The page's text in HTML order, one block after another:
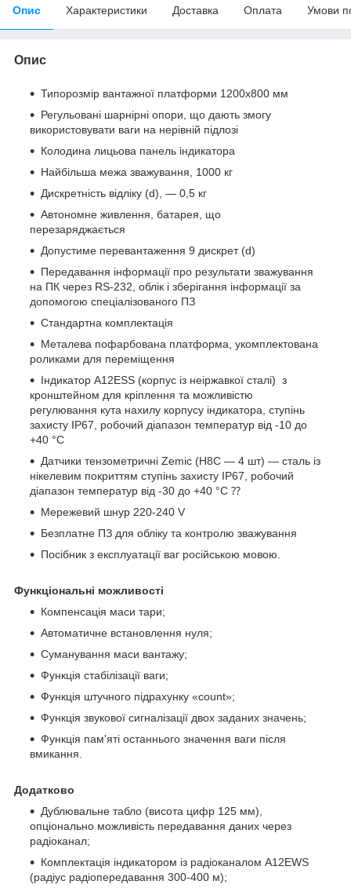
Опис Характеристики Доставка Оплата Умови
Опис
Типорозмір вантажної платформи 1200х800 мм
Регульовані шарнірні опори, що дають змогу
використовувати ваги на нерівній підлозі
Колодина лицьова панель індикатора
Найбільша межа зважування, 1000 кг
Дискретність відліку (d), — 0,5 кг
Автономне живлення, батарея, що
перезаряджається
Допустиме перевантаження 9 дискрет (d)
Передавання інформації про результати зважування
на ПК через RS-232, облік і зберігання інформації за
допомогою спеціалізованого ПЗ
Стандартна комплектація
Металева пофарбована платформа, укомплектована
роликами для переміщення
Індикатор A12ESS (корпус із неіржавкої сталі) з
кронштейном для кріплення та можливістю
регулювання кута нахилу корпусу індикатора, ступінь
захисту IP67, робочий діапазон температур від -10 до
+40 °C
Датчики тензометричні Zemic (H8С — 4 шт) — сталь із
нікелевим покриттям ступінь захисту IP67, робочий
діапазон температур від -30 до +40 °C ⁇
Мережевий шнур 220-240 V
Безплатне ПЗ для обліку та контролю зважування
Посібник з експлуатації ваг російською мовою.
Функціональні можливості
Компенсація маси тари;
Автоматичне встановлення нуля;
Суманування маси вантажу;
Функція стабілізації ваги;
Функція штучного підрахунку «count»;
Функція звукової сигналізації двох заданих значень;
Функція пам'яті останнього значення ваги після
вмикання.
Додатково
Дублювальне табло (висота цифр 125 мм),
опціонально можливість передавання даних через
радіоканал;
Комплектація індикатором із радіоканалом A12EWS
(радіус радіопередавання 300-400 м);